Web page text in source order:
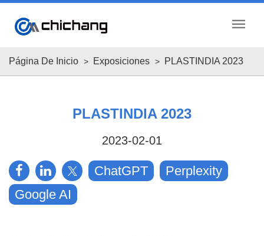
menu
Página De Inicio Exposiciones PLASTINDIA 2023
PLASTINDIA 2023
2023-02-01
ChatGPT
Perplexity
Google AI